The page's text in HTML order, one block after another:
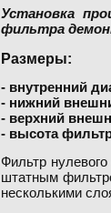
Установка
фильтра
Размеры:
- внутренний
- нижний
- верхний
- высота
Фильтр
штатным
несколькими